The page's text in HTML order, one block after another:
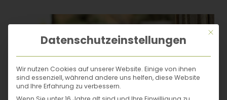
Kreislaufs steht nicht etwa ein
Kleidungsstück, das im Müll landet – nein,
Stoffe können sogar kompostiert
Eben:soil-to-soil, cradle-to-cradle,
nachhaltig und umweltschonend.
Mit
Datenschutzeinstellungen
Wir nutzen Cookies auf unserer Website. Einige von ihnen
sind essenziell, während andere uns helfen, diese Website
und Ihre Erfahrung zu verbessern.